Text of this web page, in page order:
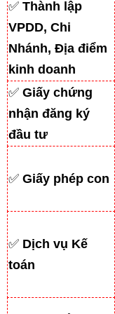
✅ Thành lập
VPDD, Chi
Nhánh, Địa điểm
kinh doanh
✅ Giấy chứng
nhận đăng ký
đầu tư
✅ Giấy phép con
✅ Dịch vụ Kế
toán